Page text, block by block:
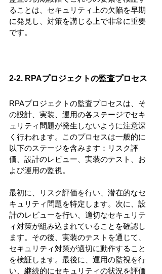
ることは、セキュリティ上の欠陥を早期
に発見し、対策を講じる上で非常に重要
です。
2-2. RPAプロジェクトの監査プロセス
RPAプロジェクトの監査プロセスは、そ
の設計、実装、運用の各ステージでセキ
ュリティ問題が発生しないように注意深
く行われます。このプロセスは一般的に
以下のステージを含みます：リスク評
価、設計のレビュー、実装のテスト、お
よび運用の監視。
最初に、リスク評価を行い、潜在的なセ
キュリティ問題を特定します。次に、設
計のレビューを行い、適切なセキュリテ
ィ対策が組み込まれていることを確認し
ます。その後、実装のテストを通じて、
セキュリティ対策が適切に動作すること
を検証します。最後に、運用の監視を行
い、継続的にセキュリティの状況を評価